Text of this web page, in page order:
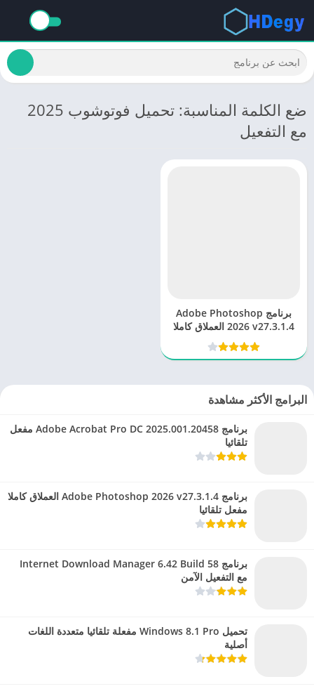
ضع الكلمة المناسبة: تحميل فوتوشوب 2025
مع التفعيل
برنامج Adobe Photoshop
2026 v27.3.1.4 العملاق كاملا
مفعل تلقائيا
البرامج الأكثر مشاهدة
برنامج Adobe Acrobat Pro DC 2025.001.20458 مفعل
تلقائيا
برنامج Adobe Photoshop 2026 v27.3.1.4 العملاق كاملا
مفعل تلقائيا
برنامج Internet Download Manager 6.42 Build 58
مع التفعيل الآمن
تحميل Windows 8.1 Pro مفعلة تلقائيا متعددة اللغات
أصلية